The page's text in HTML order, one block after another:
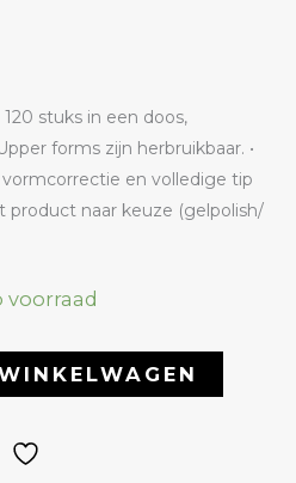
stuks in een doos,
forms zijn herbruikbaar. •
en volledige tip
product naar keuze (gelpolish/
voorraad